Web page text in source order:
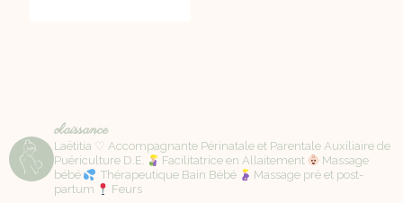
olaissance
Laëtitia ♡ Accompagnante Périnatale et Parentale Auxiliaire de
Puériculture D.E.
Facilitatrice en Allaitement
Massage
bébé
Thérapeutique Bain Bébé
Massage pré et post-
partum
Feurs